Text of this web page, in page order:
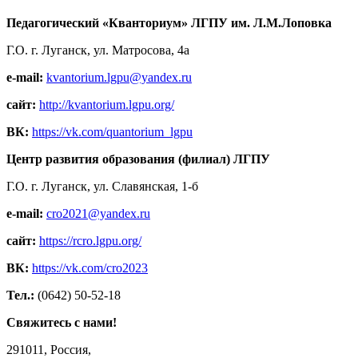
Педагогический «Кванториум» ЛГПУ им. Л.М.Лоповка
Г.О. г. Луганск, ул. Матросова, 4а
e-mail: kvantorium.lgpu@yandex.ru
сайт: http://kvantorium.lgpu.org/
ВК: https://vk.com/quantorium_lgpu
Центр развития образования (филиал) ЛГПУ
Г.О. г. Луганск, ул. Славянская, 1-б
e-mail: cro2021@yandex.ru
сайт: https://rcro.lgpu.org/
ВК: https://vk.com/cro2023
Тел.: (0642) 50-52-18
Свяжитесь с нами!
291011, Россия,